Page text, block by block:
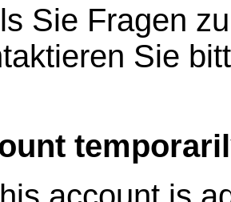
Sie Fragen
Sie